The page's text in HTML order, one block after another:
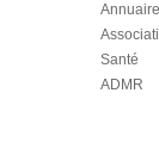
Santé
ADMR